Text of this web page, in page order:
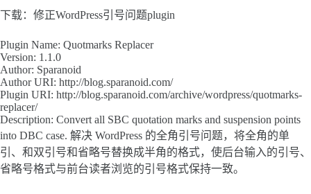
下载：修正WordPress引号问题plugin
Plugin Name: Quotmarks Replacer
Version: 1.1.0
Author: Sparanoid
Author URI: http://blog.sparanoid.com/
Plugin URI: http://blog.sparanoid.com/archive/wordpress/quotmarks-
replacer/
Description: Convert all SBC quotation marks and suspension points
into DBC case. 解决 WordPress 的全角引号问题，将全角的单
引、和双引号和省略号替换成半角的格式，使后台输入的引号、
省略号格式与前台读者浏览的引号格式保持一致。